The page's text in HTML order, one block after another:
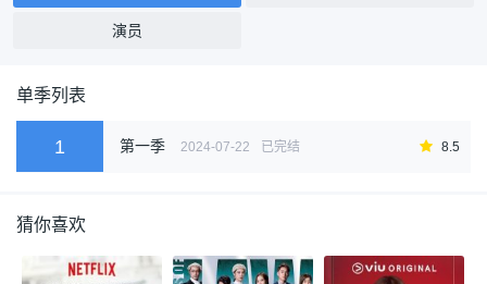
演员
单季列表
1 第一季 2024-07-22 已完结 8.5
猜你喜欢